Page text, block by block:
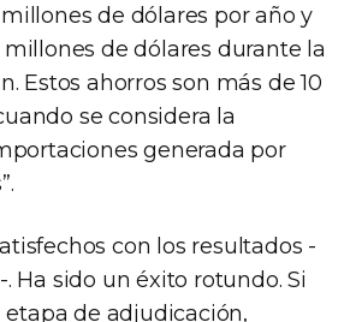
de dólares por año y
millones de dólares durante la
Estos ahorros son más de 10
se considera la
generada por
con los resultados -
Ha sido un éxito rotundo. Si
de adjudicación,